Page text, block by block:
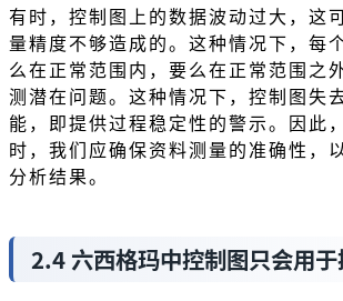
有时，控制图上的数据波动过大，这
量精度不够造成的。这种情况下，每
么在正常范围内，要么在正常范围之
测潜在问题。这种情况下，控制图失
能，即提供过程稳定性的警示。因此
时，我们应确保资料测量的准确性，
分析结果。
2.4 六西格玛中控制图只会用